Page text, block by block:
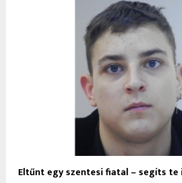
Eltűnt egy szentesi fiatal – segíts